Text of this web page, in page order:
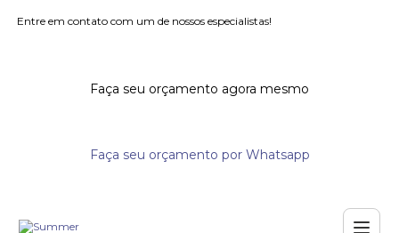
Entre em contato com um de nossos especialistas!
Faça seu orçamento agora mesmo
Faça seu orçamento por Whatsapp